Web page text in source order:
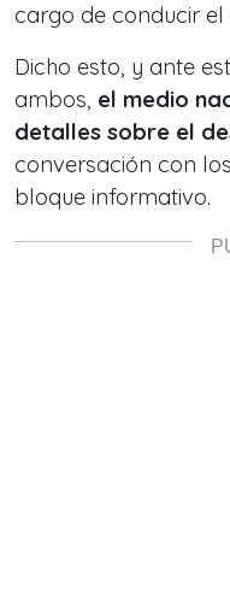
cargo de conducir
Dicho esto, y ante
ambos, el medio
detalles sobre el
conversación con
bloque informativo.